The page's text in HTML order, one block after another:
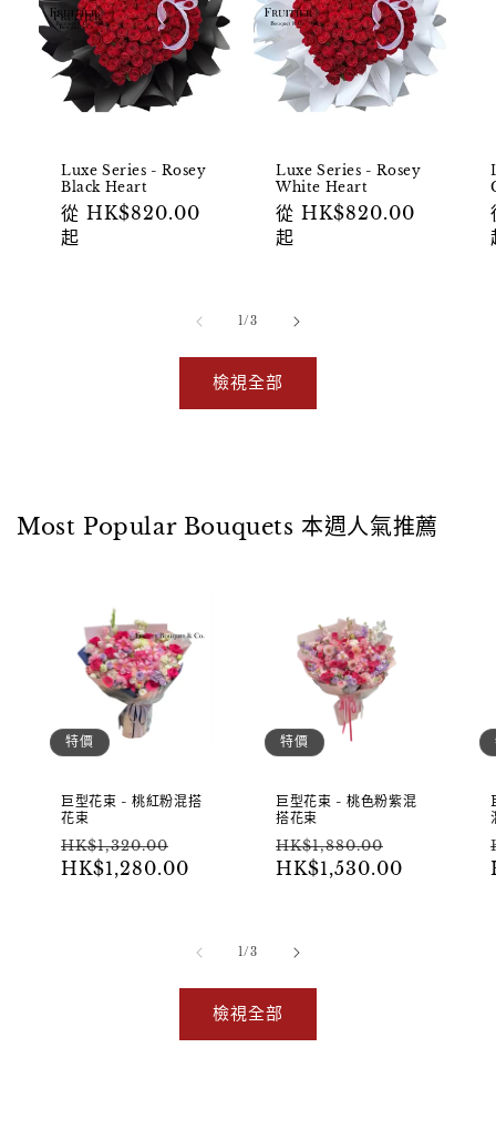
Luxe Series - Rosey
Black Heart
定
價
從 HK$820.00
起
Luxe Series - Rosey
White Heart
定
價
從 HK$820.00
起
1//3
檢視全部
Most Popular Bouquets 本週人氣推薦
特價
巨型花束 - 桃紅粉混搭
花束
定
價
HK$1,320.00
價
HK$1,280.00
特價
巨型花束 - 桃色粉紫混
搭花束
定
價
HK$1,880.00
價
HK$1,530.00
1//3
檢視全部